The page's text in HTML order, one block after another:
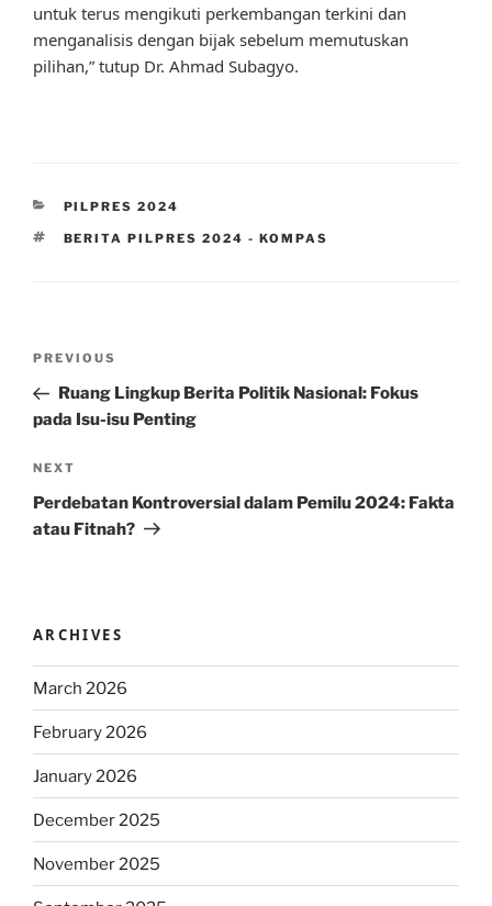
untuk terus mengikuti perkembangan terkini dan
menganalisis dengan bijak sebelum memutuskan
pilihan,” tutup Dr. Ahmad Subagyo.
CATEGORIES
PILPRES 2024
TAGS
BERITA PILPRES 2024 - KOMPAS
Previous
Post
PREVIOUS
Ruang Lingkup Berita Politik Nasional: Fokus
pada Isu-isu Penting
Next
Post
NEXT
Perdebatan Kontroversial dalam Pemilu 2024: Fakta
atau Fitnah?
ARCHIVES
March 2026
February 2026
January 2026
December 2025
November 2025